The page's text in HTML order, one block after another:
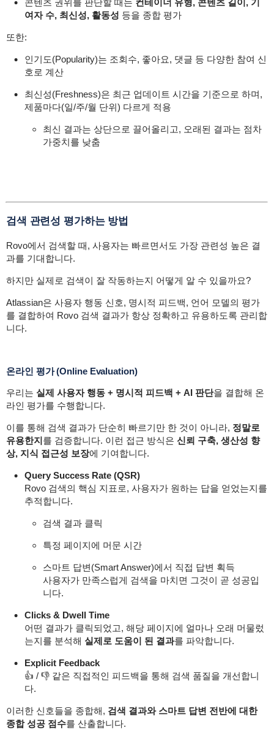
여자 수, 최신성, 활동성 등을 종합 평가
또한:
인기도(Popularity)는 조회수, 좋아요, 댓글 등 다양한 참여 신
호로 계산
최신성(Freshness)은 최근 업데이트 시간을 기준으로 하며,
제품마다(일/주/월 단위) 다르게 적용
최신 결과는 상단으로 끌어올리고, 오래된 결과는 점차
가중치를 낮춤
검색 관련성 평가하는 방법
Rovo에서 검색할 때, 사용자는 빠르면서도 가장 관련성 높은 결
과를 기대합니다.
하지만 실제로 검색이 잘 작동하는지 어떻게 알 수 있을까요?
Atlassian은 사용자 행동 신호, 명시적 피드백, 언어 모델의 평가
를 결합하여 Rovo 검색 결과가 항상 정확하고 유용하도록 관리합
니다.
온라인 평가 (Online Evaluation)
우리는 실제 사용자 행동 + 명시적 피드백 + AI 판단을 결합해 온
라인 평가를 수행합니다.
이를 통해 검색 결과가 단순히 빠르기만 한 것이 아니라, 정말로
유용한지를 검증합니다. 이런 접근 방식은 신뢰 구축, 생산성 향
상, 지식 접근성 보장에 기여합니다.
Query Success Rate (QSR)
Rovo 검색의 핵심 지표로, 사용자가 원하는 답을 얻었는지를
추적합니다.
검색 결과 클릭
특정 페이지에 머문 시간
스마트 답변(Smart Answer)에서 직접 답변 획득
사용자가 만족스럽게 검색을 마치면 그것이 곧 성공입
니다.
Clicks & Dwell Time
어떤 결과가 클릭되었고, 해당 페이지에 얼마나 오래 머물렀
는지를 분석해 실제로 도움이 된 결과를 파악합니다.
Explicit Feedback
👍 / 👎 같은 직접적인 피드백을 통해 검색 품질을 개선합니
다.
이러한 신호들을 종합해, 검색 결과와 스마트 답변 전반에 대한
종합 성공 점수를 산출합니다.